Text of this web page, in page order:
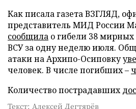
Как писала газета ВЗГЛЯД,
представитель МИД России
сообщила о гибели 38
ВСУ за одну неделю июля.
атаки на Архипо-Осиповку
человек. В числе погибших –
Количество пострадавших
Текст: Алексей Дегтярёв